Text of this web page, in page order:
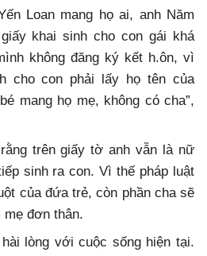
Loan mang họ ai, anh Năm
khai sinh cho con gái khá
không đăng ký kết h.ôn, vì
cho con phải lấy họ tên của
mang họ mẹ, không có cha”,
trên giấy tờ anh vẫn là nữ
sinh ra con. Vì thế pháp luật
của đứa trẻ, còn phần cha sẽ
mẹ đơn thân.
lòng với cuộc sống hiện tại.